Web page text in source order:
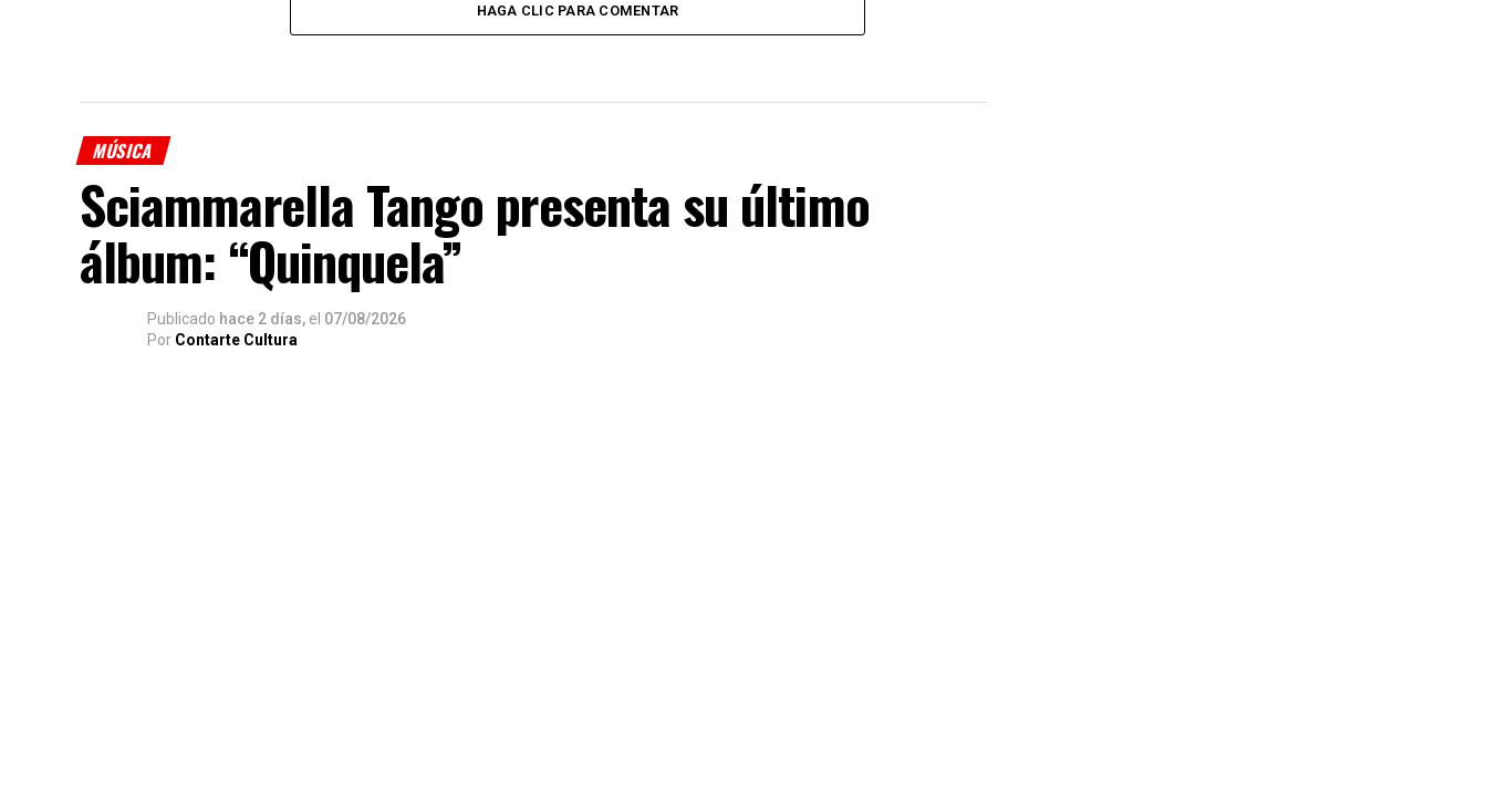
HAGA CLIC PARA COMENTAR
MÚSICA
Sciammarella Tango presenta su último
álbum: “Quinquela”
Publicado hace 2 días, el 07/08/2026
Por Contarte Cultura